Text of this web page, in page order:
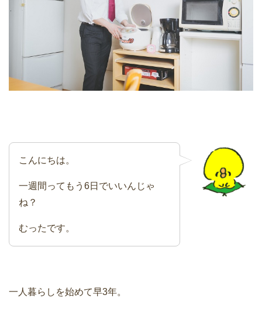
こんにちは。
一週間ってもう6日でいいんじゃ
ね？
むったです。
一人暮らしを始めて早3年。